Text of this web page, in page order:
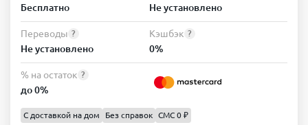
Бесплатно Не установлено
Переводы ?
Не установлено
Кэшбэк ?
0%
% на остаток ?
до 0%
С доставкой на дом Без справок СМС 0 ₽